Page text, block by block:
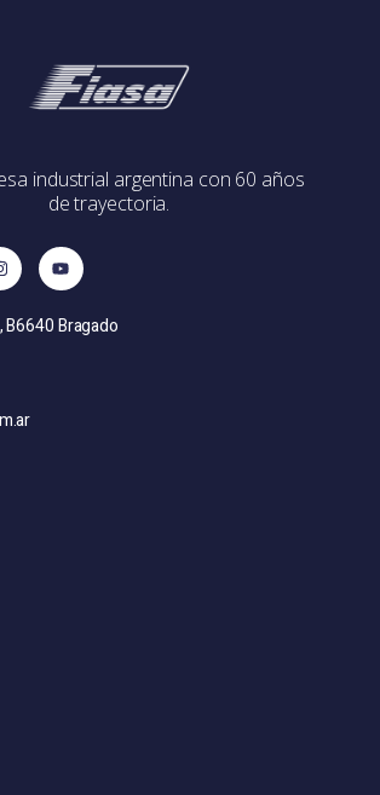
industrial argentina con 60 años
de trayectoria.
B6640 Bragado